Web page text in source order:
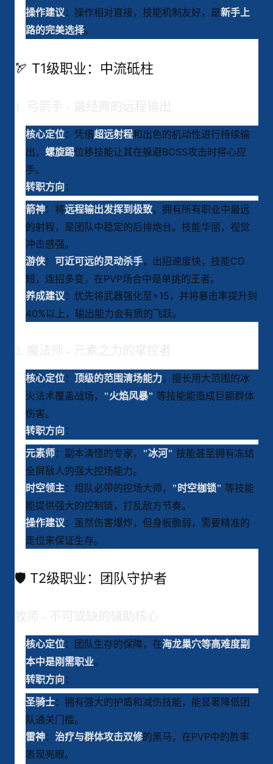
操作建议：操作相对直接，技能机制友好，是新手上
路的完美选择。
🏹 T1级职业：中流砥柱
核心定位：凭借超远射程和出色的机动性进行持续输
出， 螺旋踢位移技能让其在躲避BOSS攻击时得心应
手。
转职方向：
箭神：将远程输出发挥到极致，拥有所有职业中最远
的射程，是团队中稳定的后排炮台。技能华丽，视觉
冲击感强。
游侠： 可近可远的灵动杀手，出招速度快，技能CD
短，连招多变，在PVP场合中是单挑的王者。
养成建议：优先将武器强化至+15，并将暴击率提升到
40%以上，输出能力会有质的飞跃。
核心定位： 顶级的范围清场能力，擅长用大范围的冰
火法术覆盖战场，
"火焰风暴" 等技能能造成巨额群体
伤害。
转职方向：
元素师：副本清怪的专家， "冰河" 技能甚至拥有冻结
全屏敌人的强大控场能力。
时空领主 ：组队必带的控场大师， "时空枷锁" 等技能
能提供强大的控制链，打乱敌方节奏。
操作建议：虽然伤害爆炸，但身板脆弱，需要精准的
走位来保证生存。
🛡️ T2级职业：团队守护者
核心定位：团队生存的保障，在海龙巢穴等高难度副
本中是刚需职业。
转职方向：
圣骑士：拥有强大的护盾和减伤技能，能显著降低团
队通关门槛。
雷神： 治疗与群体攻击双修的黑马，在PVP中的胜率
表现亮眼。